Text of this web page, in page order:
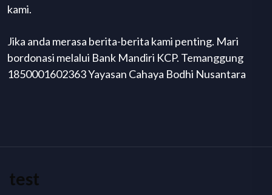
kami.
Jika anda merasa berita-berita kami penting. Mari
bordonasi melalui Bank Mandiri KCP. Temanggung
1850001602363 Yayasan Cahaya Bodhi Nusantara
test